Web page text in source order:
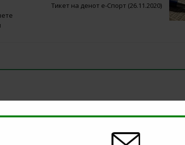
Тикет на денот е-Спорт (26.11.2020)